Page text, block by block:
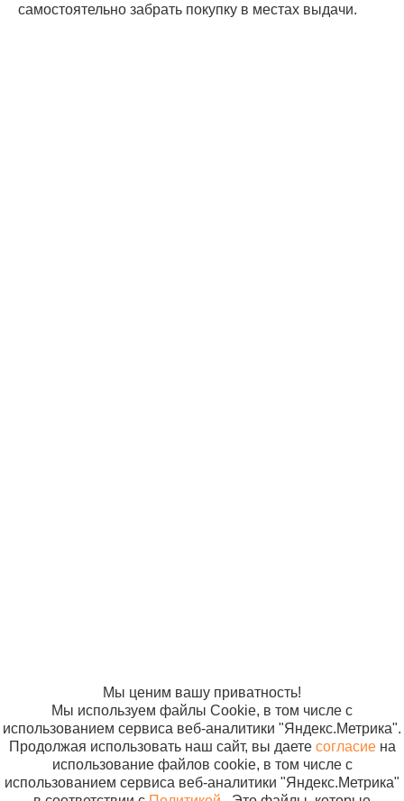
самостоятельно забрать покупку в местах выдачи.
Мы ценим вашу приватность!
Мы используем файлы Cookie, в том числе с
использованием сервиса веб-аналитики "Яндекс.Метрика".
Продолжая использовать наш сайт, вы даете согласиена
использование файлов cookie, в том числе с
использованием сервиса веб-аналитики "Яндекс.Метрика"